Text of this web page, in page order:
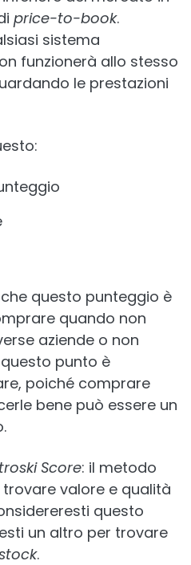
price-to-book.
sistema
funzionerà allo stesso
le prestazioni
questo punteggio è
quando non
aziende o non
punto è
poiché comprare
bene può essere un
Score: il metodo
valore e qualità
questo
un altro per trovare
.